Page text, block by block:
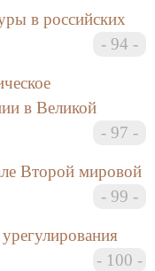
в российских
94
в Великой
97
Второй мировой
99
100